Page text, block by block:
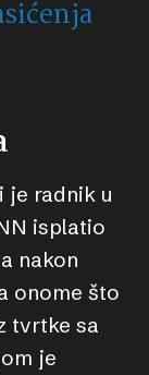
je radnik u
isplatio
nakon
onome što
tvrtke sa
je